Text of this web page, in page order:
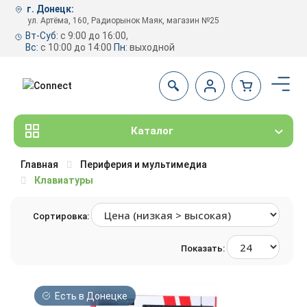
г. Донецк:
ул. Артёма, 160, Радиорынок Маяк, магазин №25
Вт-Суб: с 9:00 до 16:00,
Вс: с 10:00 до 14:00 Пн: выходной
Каталог
Главная
Периферия и мультимедиа
Клавиатуры
Сортировка:
Показать:
Есть в Донецке